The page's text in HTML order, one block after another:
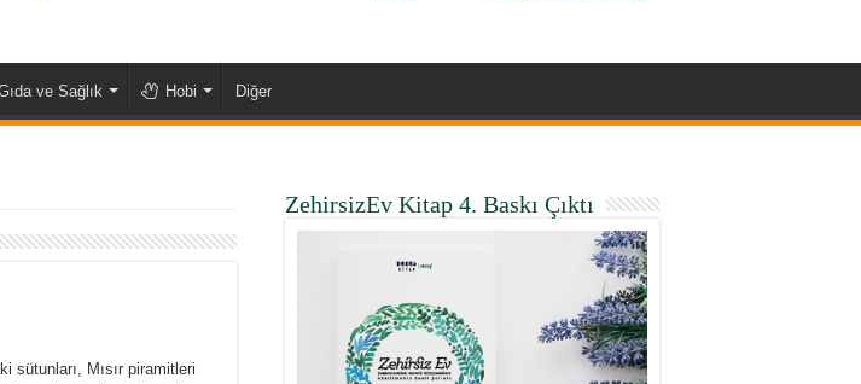
ve Sağlık Hobi Diğer
sütunları, Mısır piramitleri
ZehirsizEv Kitap 4. Baskı Çıktı